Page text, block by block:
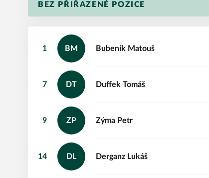
BEZ PŘIŘAZENÉ POZICE
1 BM Matouš
Bubeník
7 DT Tomáš
Duffek
9 ZP Petr
Zýma
14 DL Lukáš
Derganz